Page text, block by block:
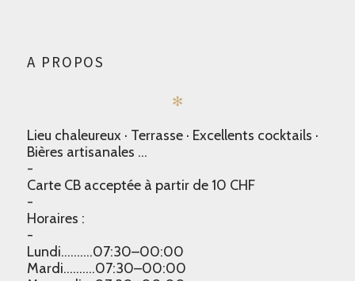
A PROPOS
✻
Lieu chaleureux · Terrasse · Excellents cocktails ·
Bières artisanales ...
-
Carte CB acceptée à partir de 10 CHF
-
Horaires :
-
Lundi..........07:30–00:00
Mardi..........07:30–00:00